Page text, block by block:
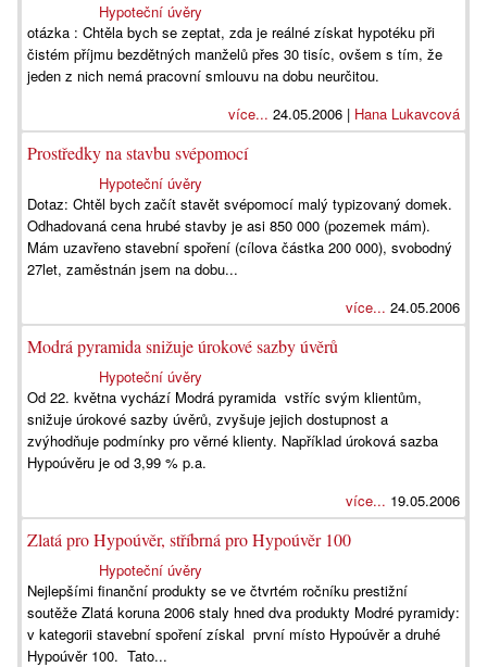
Hypoteční úvěry
otázka : Chtěla bych se zeptat, zda je reálné získat hypotéku při
čistém příjmu bezdětných manželů přes 30 tisíc, ovšem s tím, že
jeden z nich nemá pracovní smlouvu na dobu neurčitou.
více... 24.05.2006 | Hana Lukavcová
Prostředky na stavbu svépomocí
Hypoteční úvěry
Dotaz: Chtěl bych začít stavět svépomocí malý typizovaný domek.
Odhadovaná cena hrubé stavby je asi 850 000 (pozemek mám).
Mám uzavřeno stavební spoření (cílova částka 200 000), svobodný
27let, zaměstnán jsem na dobu...
více... 24.05.2006
Modrá pyramida snižuje úrokové sazby úvěrů
Hypoteční úvěry
Od 22. května vychází Modrá pyramida vstříc svým klientům,
snižuje úrokové sazby úvěrů, zvyšuje jejich dostupnost a
zvýhodňuje podmínky pro věrné klienty. Například úroková sazba
Hypoúvěru je od 3,99 % p.a.
více... 19.05.2006
Zlatá pro Hypoúvěr, stříbrná pro Hypoúvěr 100
Hypoteční úvěry
Nejlepšími finanční produkty se ve čtvrtém ročníku prestižní
soutěže Zlatá koruna 2006 staly hned dva produkty Modré pyramidy:
v kategorii stavební spoření získal první místo Hypoúvěr a druhé
Hypoúvěr 100. Tato...